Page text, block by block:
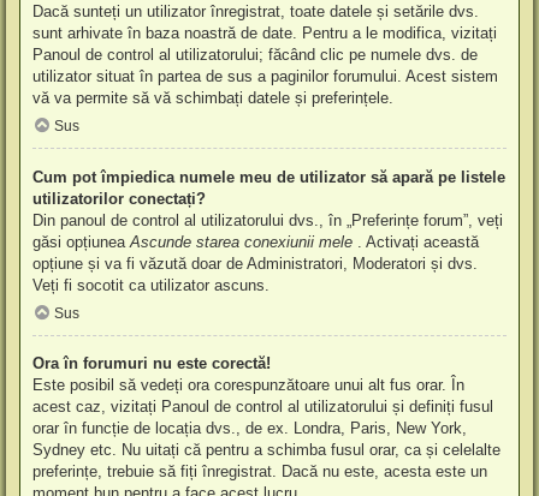
Dacă sunteți un utilizator înregistrat, toate datele și setările dvs.
sunt arhivate în baza noastră de date. Pentru a le modifica, vizitați
Panoul de control al utilizatorului; făcând clic pe numele dvs. de
utilizator situat în partea de sus a paginilor forumului. Acest sistem
vă va permite să vă schimbați datele și preferințele.
Sus
Cum pot împiedica numele meu de utilizator să apară pe listele
utilizatorilor conectați?
Din panoul de control al utilizatorului dvs., în „Preferințe forum”, veți
găsi opțiunea Ascunde starea conexiunii mele
. Activați această
opțiune și va fi văzută doar de Administratori, Moderatori și dvs.
Veți fi socotit ca utilizator ascuns.
Sus
Ora în forumuri nu este corectă!
Este posibil să vedeți ora corespunzătoare unui alt fus orar. În
acest caz, vizitați Panoul de control al utilizatorului și definiți fusul
orar în funcție de locația dvs., de ex. Londra, Paris, New York,
Sydney etc. Nu uitați că pentru a schimba fusul orar, ca și celelalte
preferințe, trebuie să fiți înregistrat. Dacă nu este, acesta este un